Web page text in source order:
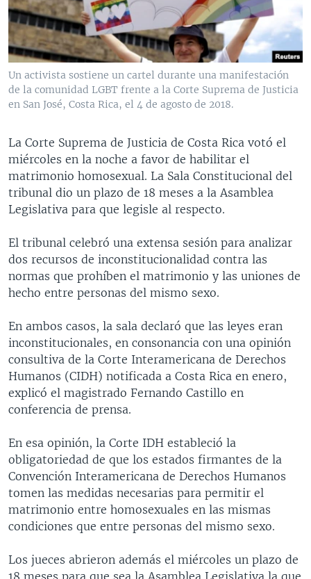
VENEZUELA
BRASIL
NICARAGUA
ECONOMÍA
ENTRETENIMIENTO Y CULTURA
TECNOLOGÍA
DEPORTES
CIENCIA Y SALUD
MULTIMEDIA
VIDEOS
FOTOGRAFÍA
AUDIOS
PROGRAMAS TV
EL MUNDO AL DÍA
FORO INTERAMERICANO
VISIÓN 360
LAS CLAVES
PANORAMA
RADIO
AVANCE INFORMATIVO
AUDIONOTICIAS
BUENOS DÍAS AMÉRICA
ESTADOS UNIDOS AL DÍA
EL MUNDO AL DÍA [RADIO]
FORO [RADIO]
DEPORTIVO INTERNACIONAL
NOTA ECONÓMICA
ENTRETENIMIENTO
DIRECT
DOCUMENTALES DE LA VOA
Learning English
SÍGANOS
Un activista sostiene un cartel durante una manifestación
de la comunidad LGBT frente a la Corte Suprema de Justicia
en San José, Costa Rica, el 4 de agosto de 2018.
La Corte Suprema de Justicia de Costa Rica votó el
miércoles en la noche a favor de habilitar el
matrimonio homosexual. La Sala Constitucional del
tribunal dio un plazo de 18 meses a la Asamblea
Legislativa para que legisle al respecto.
El tribunal celebró una extensa sesión para analizar
dos recursos de inconstitucionalidad contra las
normas que prohíben el matrimonio y las uniones de
hecho entre personas del mismo sexo.
En ambos casos, la sala declaró que las leyes eran
inconstitucionales, en consonancia con una opinión
consultiva de la Corte Interamericana de Derechos
Humanos (CIDH) notificada a Costa Rica en enero,
explicó el magistrado Fernando Castillo en
conferencia de prensa.
En esa opinión, la Corte IDH estableció la
obligatoriedad de que los estados firmantes de la
Convención Interamericana de Derechos Humanos
tomen las medidas necesarias para permitir el
matrimonio entre homosexuales en las mismas
condiciones que entre personas del mismo sexo.
Los jueces abrieron además el miércoles un plazo de
18 meses para que sea la Asamblea Legislativa la que